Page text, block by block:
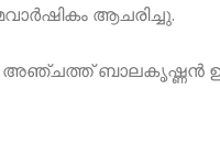
ആചരിച്ചു.
അഞ്ചത്ത് ബാലകൃഷ്ണൻ